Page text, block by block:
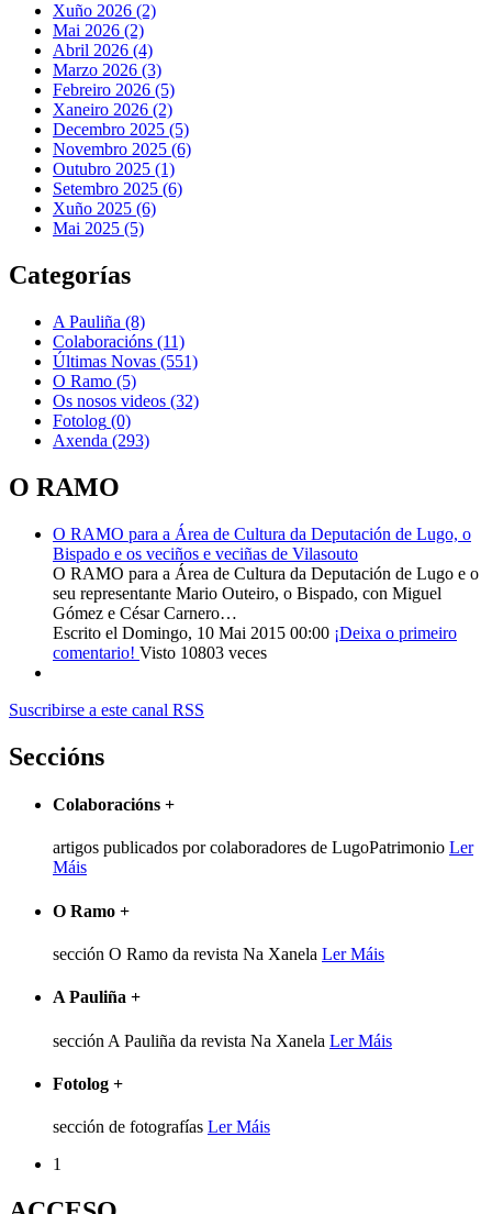
Xuño 2026 (2)
Mai 2026 (2)
Abril 2026 (4)
Marzo 2026 (3)
Febreiro 2026 (5)
Xaneiro 2026 (2)
Decembro 2025 (5)
Novembro 2025 (6)
Outubro 2025 (1)
Setembro 2025 (6)
Xuño 2025 (6)
Mai 2025 (5)
Categorías
A Pauliña (8)
Colaboracións (11)
Últimas Novas (551)
O Ramo (5)
Os nosos videos (32)
Fotolog (0)
Axenda (293)
O RAMO
O RAMO para a Área de Cultura da Deputación de Lugo, o
Bispado e os veciños e veciñas de Vilasouto
O RAMO para a Área de Cultura da Deputación de Lugo e o
seu representante Mario Outeiro, o Bispado, con Miguel
Gómez e César Carnero…
Escrito el Domingo, 10 Mai 2015 00:00 ¡Deixa o primeiro
comentario! Visto 10803 veces
Suscribirse a este canal RSS
Seccións
Colaboracións +
artigos publicados por colaboradores de LugoPatrimonio Ler
Máis
O Ramo +
sección O Ramo da revista Na Xanela Ler Máis
A Pauliña +
sección A Pauliña da revista Na Xanela Ler Máis
Fotolog +
sección de fotografías Ler Máis
1